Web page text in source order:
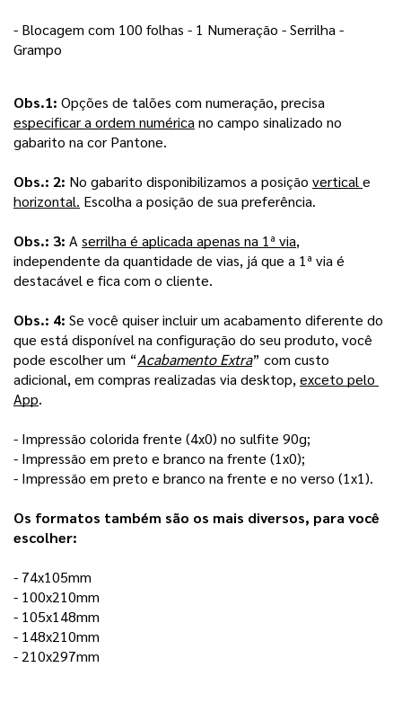
- Blocagem com 100 folhas - 1 Numeração - Serrilha -
Grampo
Obs.1:
especificar a ordem numérica no campo sinalizado no
gabarito na cor Pantone.
Obs.: 2: No gabarito disponibilizamos a posição vertical
horizontal. Escolha a posição de sua preferência.
Obs.: 3: A serrilha é aplicada apenas na 1ª via,
independente da quantidade de vias, já que a 1ª via é
destacável e fica com o cliente.
Obs.: 4: Se você quiser incluir um acabamento diferente do
que está disponível na configuração do seu produto, você
pode escolher um “Acabamento Extra” com custo
adicional, em compras realizadas via desktop, exceto pelo
App.
- Impressão colorida frente (4x0) no sulfite 90g;
- Impressão em preto e branco na frente (1x0);
- Impressão em preto e branco na frente e no verso (1x1).
Os formatos também são os mais diversos, para você
escolher:
- 74x105mm
- 100x210mm
- 105x148mm
- 148x210mm
- 210x297mm